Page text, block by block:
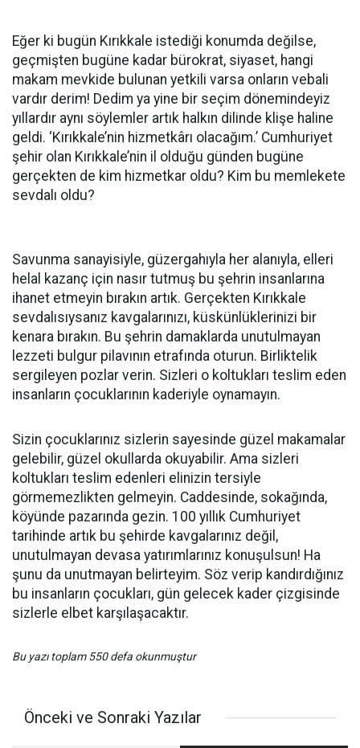
Eğer ki bugün Kırıkkale istediği konumda değilse,
geçmişten bugüne kadar bürokrat, siyaset, hangi
makam mevkide bulunan yetkili varsa onların vebali
vardır derim! Dedim ya yine bir seçim dönemindeyiz
yıllardır aynı söylemler artık halkın dilinde klişe haline
geldi. ‘Kırıkkale’nin hizmetkârı olacağım.’ Cumhuriyet
şehir olan Kırıkkale’nin il olduğu günden bugüne
gerçekten de kim hizmetkar oldu? Kim bu memlekete
sevdalı oldu?
Savunma sanayisiyle, güzergahıyla her alanıyla, elleri
helal kazanç için nasır tutmuş bu şehrin insanlarına
ihanet etmeyin bırakın artık. Gerçekten Kırıkkale
sevdalısıysanız kavgalarınızı, küskünlüklerinizi bir
kenara bırakın. Bu şehrin damaklarda unutulmayan
lezzeti bulgur pilavının etrafında oturun. Birliktelik
sergileyen pozlar verin. Sizleri o koltukları teslim eden
insanların çocuklarının kaderiyle oynamayın.
Sizin çocuklarınız sizlerin sayesinde güzel makamalar
gelebilir, güzel okullarda okuyabilir. Ama sizleri
koltukları teslim edenleri elinizin tersiyle
görmemezlikten gelmeyin. Caddesinde, sokağında,
köyünde pazarında gezin. 100 yıllık Cumhuriyet
tarihinde artık bu şehirde kavgalarınız değil,
unutulmayan devasa yatırımlarınız konuşulsun! Ha
şunu da unutmayan belirteyim. Söz verip kandırdığınız
bu insanların çocukları, gün gelecek kader çizgisinde
sizlerle elbet karşılaşacaktır.
Bu yazı toplam 550 defa okunmuştur
Önceki ve Sonraki Yazılar